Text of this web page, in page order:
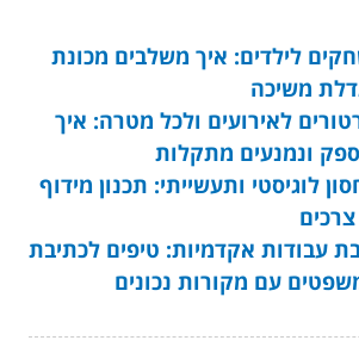
לילדים: איך משלבים מכונת
משיכה
לאירועים ולכל מטרה: איך
ונמנעים מתקלות
לוגיסטי ותעשייתי: תכנון מידוף
עבודות אקדמיות: טיפים לכתיבת
עם מקורות נכונים